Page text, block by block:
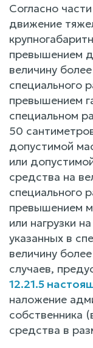
Согласно
движение
превышением
величину
специального
превышением
специальном
50
допустимой
или
средства на
специального
превышением
или нагрузки
указанных в
величину
случаев,
12.21.5
наложение
собственника
средства в